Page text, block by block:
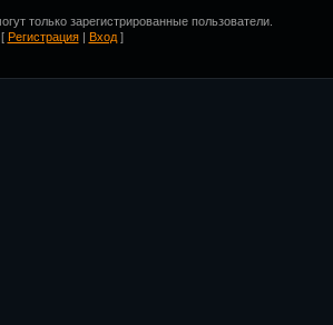
только зарегистрированные пользователи.
[ Регистрация| Вход]